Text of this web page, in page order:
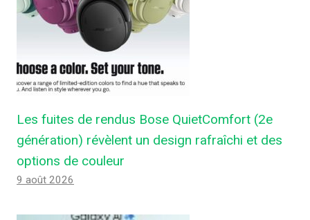
Les fuites de rendus Bose QuietComfort (2e
génération) révèlent un design rafraîchi et des
options de couleur
9 août 2026